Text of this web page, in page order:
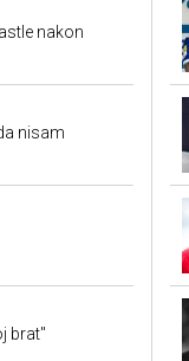
nakon
nisam
brat"